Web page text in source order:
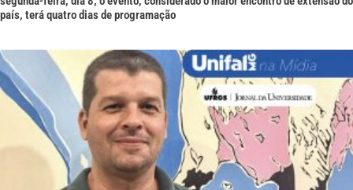
país, terá quatro dias de programação